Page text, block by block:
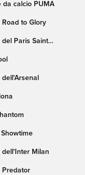
da calcio PUMA
Road to Glory
del Paris Saint
dell'Arsenal
Showtime
dell'Inter Milan
Predator